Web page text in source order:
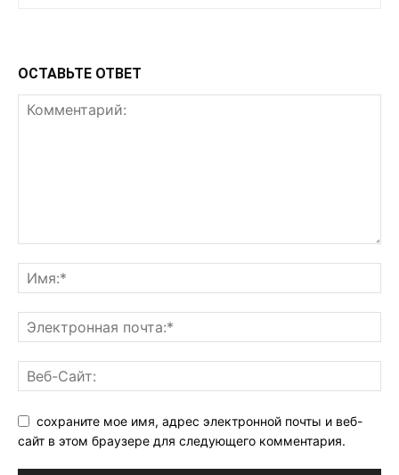
ОСТАВЬТЕ ОТВЕТ
сохраните мое имя, адрес электронной почты и веб-
сайт в этом браузере для следующего комментария.